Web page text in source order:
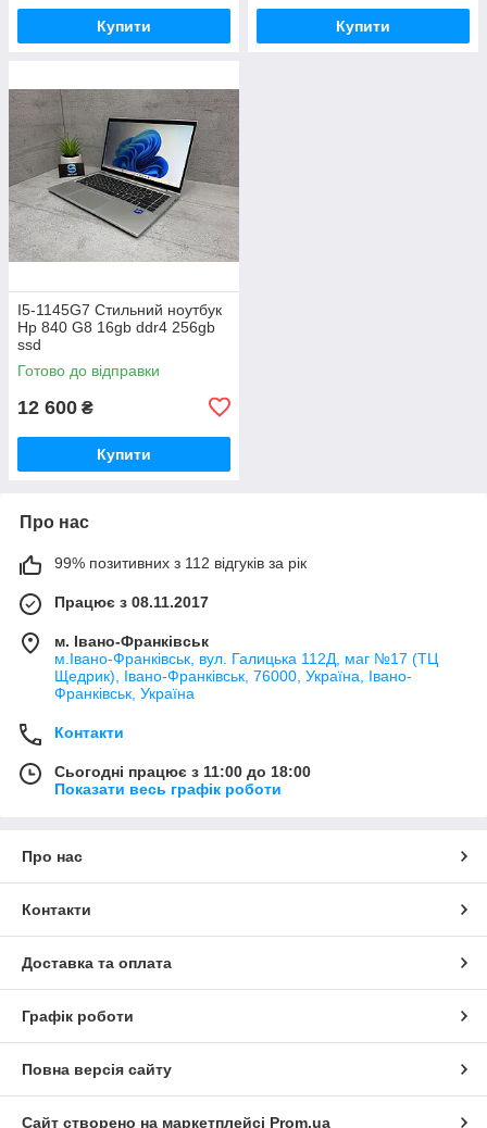
Купити Купити
I5-1145G7 Стильний ноутбук
Hp 840 G8 16gb ddr4 256gb
ssd
Готово до відправки
12 600 ₴
Купити
Про нас
99% позитивних з 112 відгуків за рік
Працює з 08.11.2017
м. Івано-Франківськ
м.Івано-Франківськ, вул. Галицька 112Д, маг №17 (ТЦ
Щедрик), Івано-Франківськ, 76000, Україна, Івано-
Франківськ, Україна
Контакти
Сьогодні працює з 11:00 до 18:00
Показати весь графік роботи
Про нас
Контакти
Доставка та оплата
Графік роботи
Повна версія сайту
Сайт створено на маркетплейсі Prom.ua